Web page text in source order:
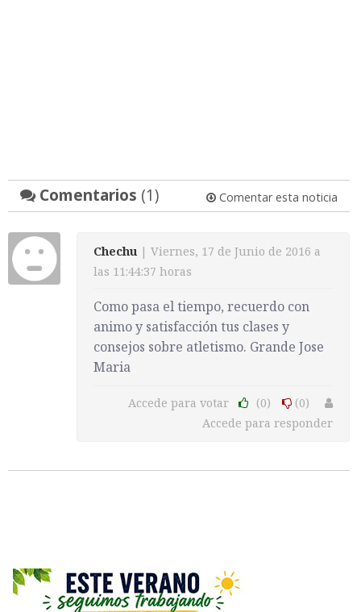
Comentarios (1) Comentar esta noticia
Chechu | Viernes, 17 de Junio de 2016 a
las 11:44:37 horas
Como pasa el tiempo, recuerdo con
animo y satisfacción tus clases y
consejos sobre atletismo. Grande Jose
Maria
Accede para votar (0)
(0)
Accede para responder